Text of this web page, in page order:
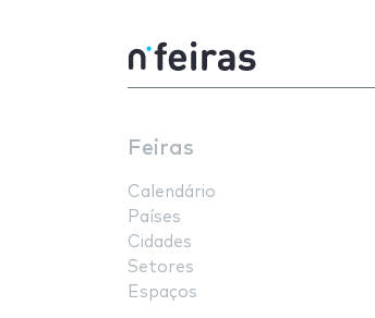
Feiras
Calendário
Países
Cidades
Setores
Espaços